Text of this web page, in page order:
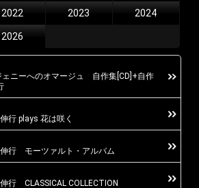
2022 2023 2024
2026
ェニーへのオマージュ 自作集[CD]+自作
行 plays 花は咲く
伸行 モーツァルト・アルバム
行 CLASSICAL COLLECTION
site